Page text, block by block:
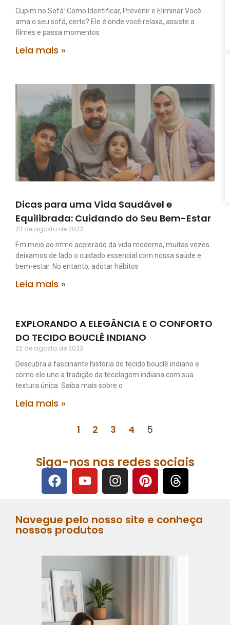
Cupim no Sofá: Como Identificar, Prevenir e Eliminar Você
ama o seu sofá, certo? Ele é onde você relaxa, assiste a
filmes e passa momentos
Leia mais »
Dicas para uma Vida Saudável e
Equilibrada: Cuidando do Seu Bem-Estar
23 de agosto de 2023
Em meio ao ritmo acelerado da vida moderna, muitas vezes
deixamos de lado o cuidado essencial com nossa saúde e
bem-estar. No entanto, adotar hábitos
Leia mais »
EXPLORANDO A ELEGÂNCIA E O CONFORTO
DO TECIDO BOUCLÊ INDIANO
22 de agosto de 2023
Descubra a fascinante história do tecido bouclê indiano e
como ele une a tradição da tecelagem indiana com sua
textura única. Saiba mais sobre o
Leia mais »
1 2 3 4 5
Siga-nos nas redes sociais
Navegue pelo nosso site e conheça
nossos produtos